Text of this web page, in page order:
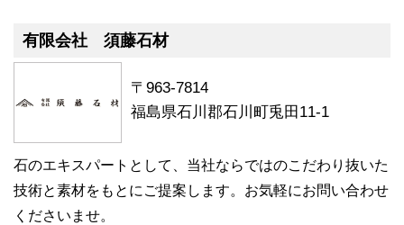
有限会社 須藤石材
〒963-7814
福島県石川郡石川町兎田11-1
石のエキスパートとして、当社ならではのこだわり抜いた
技術と素材をもとにご提案します。お気軽にお問い合わせ
くださいませ。